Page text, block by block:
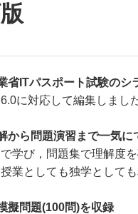
省ITパスポート試験のシ
に対応して編集しました
から問題演習まで一気
学び，問題集で理解度
業としても独学として
擬問題(100問)を収録